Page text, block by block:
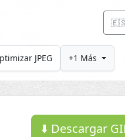
🇪🇸
JPEG +1 Más
⬇️ Descargar